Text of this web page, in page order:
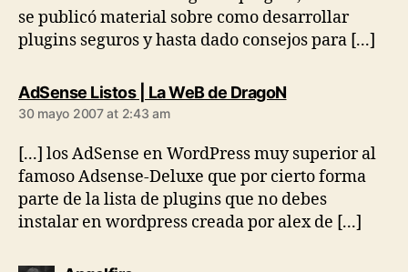
se publicó material sobre como desarrollar
plugins seguros y hasta dado consejos para [...]
AdSense Listos | La WeB de DragoNsays:
30 mayo 2007 at 2:43 am
[...] los AdSense en WordPress muy superior al
famoso Adsense-Deluxe que por cierto forma
parte de la lista de plugins que no debes
instalar en wordpress creada por alex de [...]